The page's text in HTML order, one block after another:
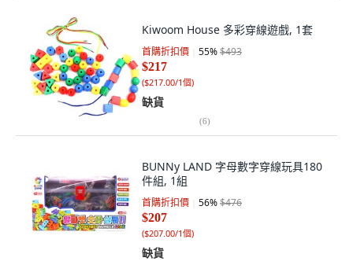
Kiwoom House 多彩穿線遊戲, 1套
首購折扣價 55%$493
$217
($217.00/1個)
缺貨
(6)
BUNNy LAND 字母數字穿線玩具180
件組, 1組
首購折扣價 56%$476
$207
($207.00/1個)
缺貨